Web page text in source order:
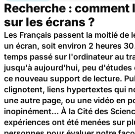
Recherche :
sur les écrans ?
Les Français passent la moitié de
un écran, soit environ 2 heures
temps passé sur l'ordinateur au
jusqu'à aujourd'hui, peu d'études
ce nouveau support de lecture.
clignotent, liens hypertextes qui
une autre page, ou une vidéo en
inopinément… À la Cité des
expériences ont été menées sur